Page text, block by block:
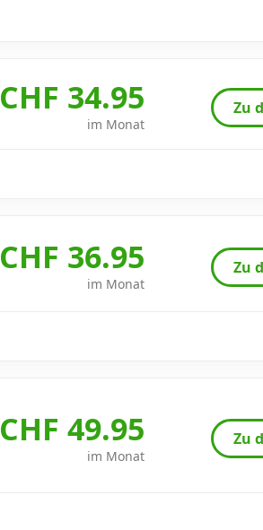
CHF 34.95
im Monat
Zu
CHF 36.95
im Monat
Zu
CHF 49.95
im Monat
Zu